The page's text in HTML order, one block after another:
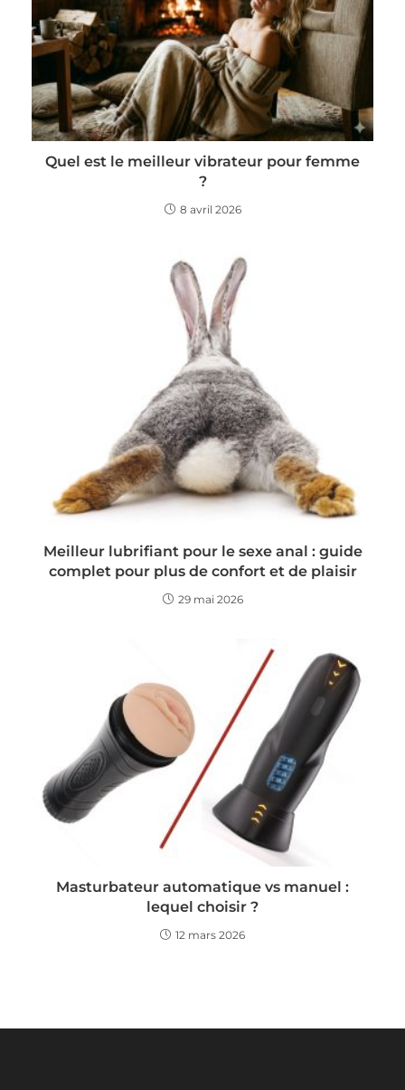
Quel est le meilleur vibrateur pour femme
?
8 avril 2026
Meilleur lubrifiant pour le sexe anal : guide
complet pour plus de confort et de plaisir
29 mai 2026
Masturbateur automatique vs manuel :
lequel choisir ?
12 mars 2026